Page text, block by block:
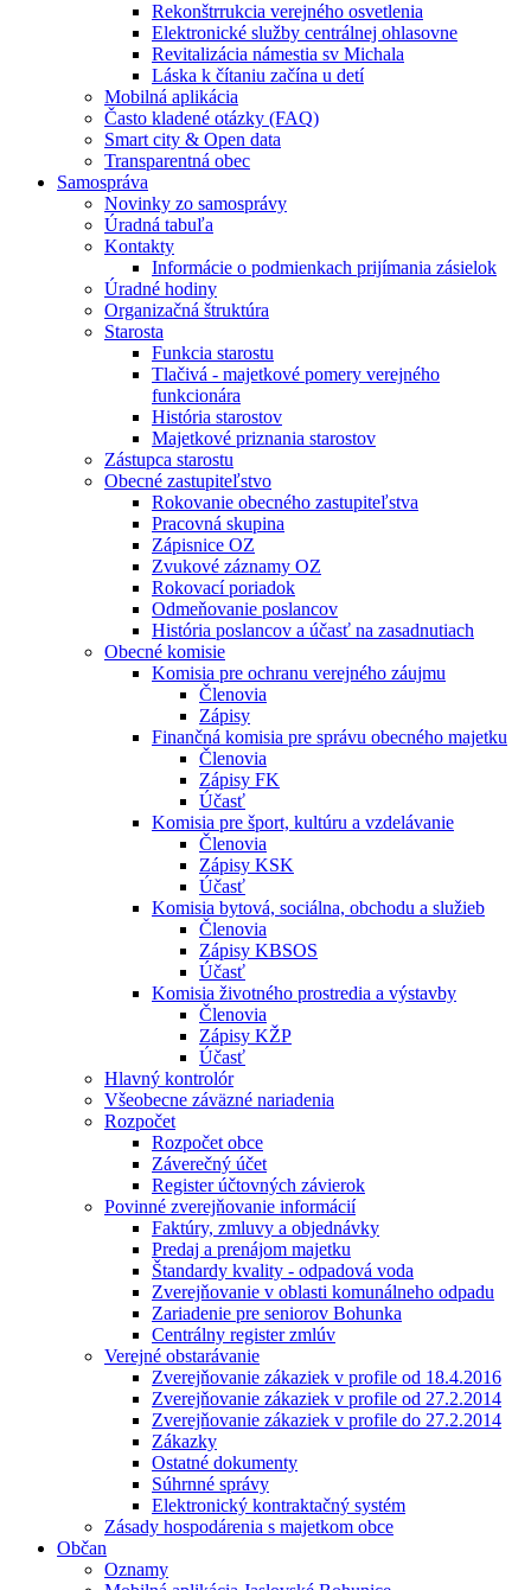
Rekonštrrukcia verejného osvetlenia
Elektronické služby centrálnej ohlasovne
Revitalizácia námestia sv Michala
Láska k čítaniu začína u detí
Mobilná aplikácia
Často kladené otázky (FAQ)
Smart city & Open data
Transparentná obec
Samospráva
Novinky zo samosprávy
Úradná tabuľa
Kontakty
Informácie o podmienkach prijímania zásielok
Úradné hodiny
Organizačná štruktúra
Starosta
Funkcia starostu
Tlačivá - majetkové pomery verejného
funkcionára
História starostov
Majetkové priznania starostov
Zástupca starostu
Obecné zastupiteľstvo
Rokovanie obecného zastupiteľstva
Pracovná skupina
Zápisnice OZ
Zvukové záznamy OZ
Rokovací poriadok
Odmeňovanie poslancov
História poslancov a účasť na zasadnutiach
Obecné komisie
Komisia pre ochranu verejného záujmu
Členovia
Zápisy
Finančná komisia pre správu obecného majetku
Členovia
Zápisy FK
Účasť
Komisia pre šport, kultúru a vzdelávanie
Členovia
Zápisy KSK
Účasť
Komisia bytová, sociálna, obchodu a služieb
Členovia
Zápisy KBSOS
Účasť
Komisia životného prostredia a výstavby
Členovia
Zápisy KŽP
Účasť
Hlavný kontrolór
Všeobecne záväzné nariadenia
Rozpočet
Rozpočet obce
Záverečný účet
Register účtovných závierok
Povinné zverejňovanie informácií
Faktúry, zmluvy a objednávky
Predaj a prenájom majetku
Štandardy kvality - odpadová voda
Zverejňovanie v oblasti komunálneho odpadu
Zariadenie pre seniorov Bohunka
Centrálny register zmlúv
Verejné obstarávanie
Zverejňovanie zákaziek v profile od 18.4.2016
Zverejňovanie zákaziek v profile od 27.2.2014
Zverejňovanie zákaziek v profile do 27.2.2014
Zákazky
Ostatné dokumenty
Súhrnné správy
Elektronický kontraktačný systém
Zásady hospodárenia s majetkom obce
Občan
Oznamy